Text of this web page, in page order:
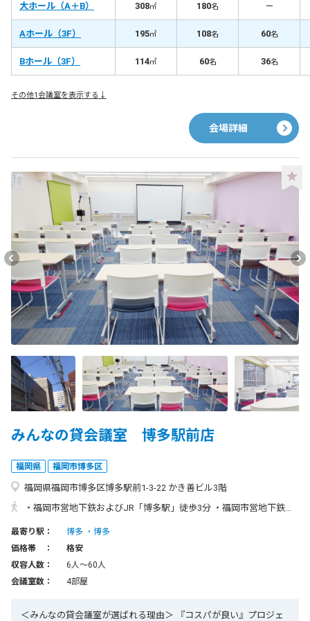
大ホール（A＋B） 308㎡ 180名 －
Aホール（3F） 195㎡ 108名 60名
Bホール（3F） 114㎡ 60名 36名
その他1会議室を表示する↓
会場詳細
みんなの貸会議室 博多駅前店
福岡県 福岡市博多区
福岡県福岡市博多区博多駅前1-3-22 かき善ビル3階
・福岡市営地下鉄およびJR「博多駅」徒歩3分 ・福岡市営地下鉄「祇園駅」徒歩4分 〒812-0011 住所：福岡県福岡市博多区博多駅前1丁目3-22 かき善ビル3階 ・電車でお越しの場合 福岡市営地下鉄およびJR「博多駅」P3出口または西5、西6出口より徒歩3分 または福岡市営地下鉄「祇園駅」徒歩4分 ・福岡空港からお越しの場合 「福岡空港駅」より、地下鉄空港線利用で「博多駅」まで約5分
最寄り駅： 博多
博多
価格帯 ：
格安
収容人数：
6人〜60人
会議室数：
4部屋
＜みんなの貸会議室が選ばれる理由＞ 『コスパが良い』プロジェ